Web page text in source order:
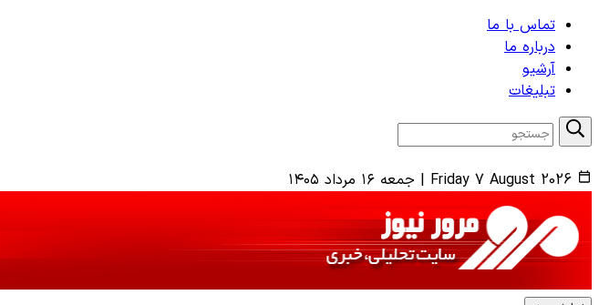
تماس با ما
درباره ما
آرشیو
تبلیغات
Friday 7 August 2026
| جمعه ۱۶ مرداد ۱۴۰۵